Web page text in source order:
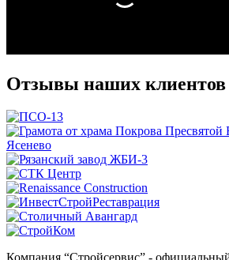
Отзывы наших клиентов